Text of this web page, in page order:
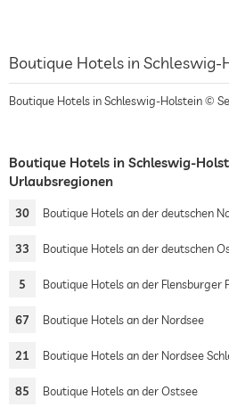
Boutique Hotels in Schleswig-
Boutique Hotels in Schleswig-Holstein ©
Boutique Hotels in Schleswig-
Urlaubsregionen
30 Boutique Hotels an der deutschen
33 Boutique Hotels an der deutschen
5 Boutique Hotels an der Flensburger
67 Boutique Hotels an der Nordsee
21 Boutique Hotels an der Nordsee
85 Boutique Hotels an der Ostsee